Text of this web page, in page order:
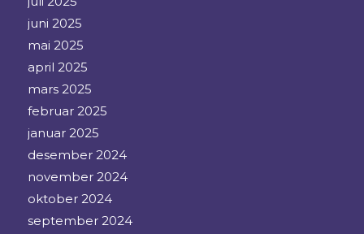
juni 2025
mai 2025
april 2025
mars 2025
februar 2025
januar 2025
desember 2024
november 2024
oktober 2024
september 2024